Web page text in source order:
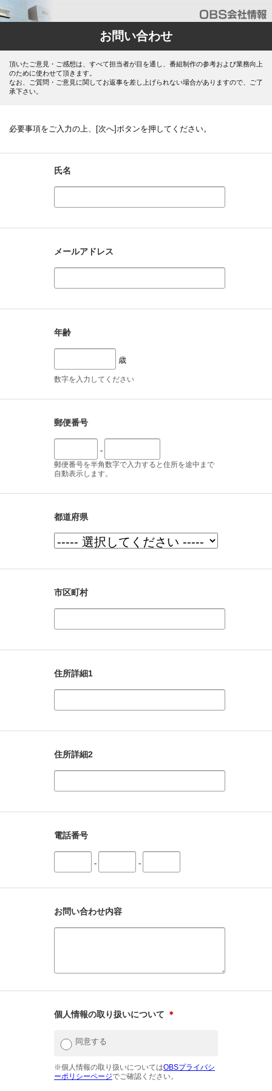
お問い合わせ
頂いたご意見・ご感想は、すべて担当者が目を通し、番組制作の参考および業務向上
のために使わせて頂きます。
なお、ご質問・ご意見に関してお返事を差し上げられない場合がありますので、ご了
承下さい。
必要事項をご入力の上、[次へ]ボタンを押してください。
氏名
メールアドレス
年齢
歳
数字を入力してください
郵便番号
-
郵便番号を半角数字で入力すると住所を途中まで
自動表示します。
都道府県
市区町村
住所詳細1
住所詳細2
電話番号
- -
お問い合わせ内容
個人情報の取り扱いについて ＊
同意する
※個人情報の取り扱いについてはOBSプライバシ
ーポリシーページでご確認ください。